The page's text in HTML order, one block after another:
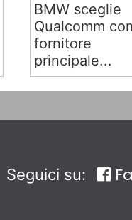
BMW sceglie
Qualcomm
fornitore
principale...
Seguici su: